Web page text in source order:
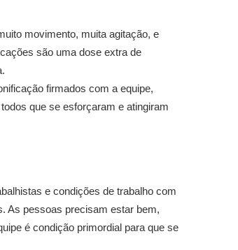
movimento, muita agitação, e
são uma dose extra de
firmados com a equipe,
que se esforçaram e atingiram
e condições de trabalho com
As pessoas precisam estar bem,
é condição primordial para que se